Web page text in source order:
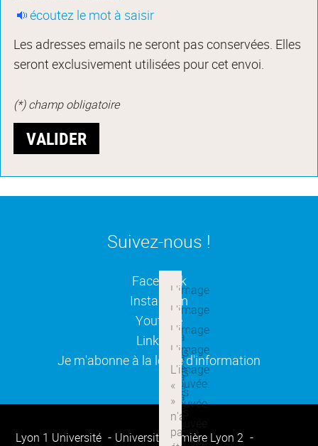
écoutez le mot à saisir
Les adresses emails ne seront pas conservées. Elles
seront exclusivement utilisées pour cet envoi.
(*) champ obligatoire
Suivez-nous !
Facebook(ouverture dans une
Instagram(ouverture dans une
Youtube(ouverture dans une
Linkedin
(ouverture dans une
Je m'abonne à la lettre d'information
(ouverture dans une
Lyon 1 Université
Université Lumière Lyon 2